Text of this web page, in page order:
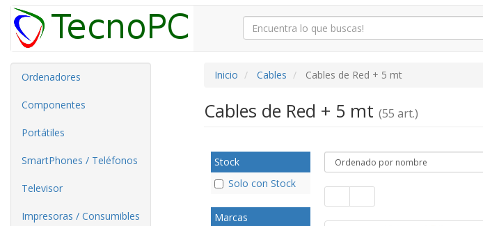
Ordenadores
Componentes
Portátiles
SmartPhones / Teléfonos
Televisor
Impresoras / Consumibles
Inicio Cables Cables de Red + 5 mt
Cables de Red + 5 mt (55 art.)
Stock
Solo con Stock
Marcas